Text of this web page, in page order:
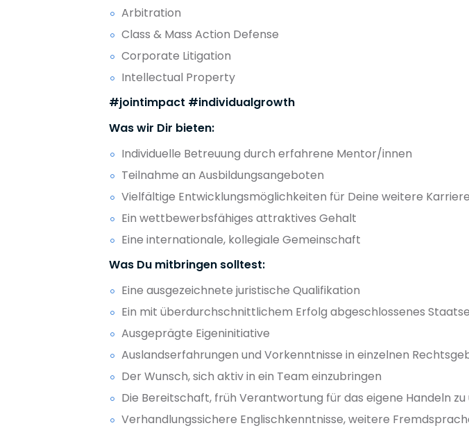
Arbitration
Class & Mass Action Defense
Corporate Litigation
Intellectual Property
#jointimpact #individualgrowth
Was wir Dir bieten:
Individuelle Betreuung durch erfahrene Mentor/innen
Teilnahme an Ausbildungsangeboten
Vielfältige Entwicklungsmöglichkeiten für Deine weitere
Ein wettbewerbsfähiges attraktives Gehalt
Eine internationale, kollegiale Gemeinschaft
Was Du mitbringen solltest:
Eine ausgezeichnete juristische Qualifikation
Ein mit überdurchschnittlichem Erfolg abgeschlossenes
Ausgeprägte Eigeninitiative
Auslandserfahrungen und Vorkenntnisse in einzelnen
Der Wunsch, sich aktiv in ein Team einzubringen
Die Bereitschaft, früh Verantwortung für das eigene Handeln
Verhandlungssichere Englischkenntnisse, weitere